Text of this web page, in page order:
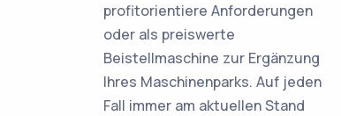
profitorientiere Anforderungen
oder als preiswerte
Beistellmaschine zur Ergänzung
Ihres Maschinenparks. Auf jeden
Fall immer am aktuellen Stand